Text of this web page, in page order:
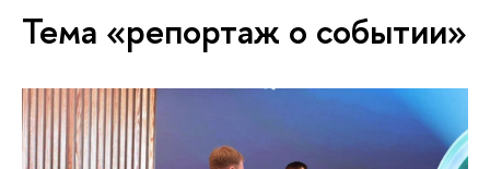
Тема «репортаж о событии»